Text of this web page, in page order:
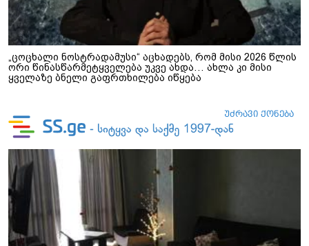
„ცოცხალი ნოსტრადამუსი“ აცხადებს, რომ მისი 2026 წლის
ორი წინასწარმეტყველება უკვე ახდა… ახლა კი მისი
ყველაზე ბნელი გაფრთხილება იწყება